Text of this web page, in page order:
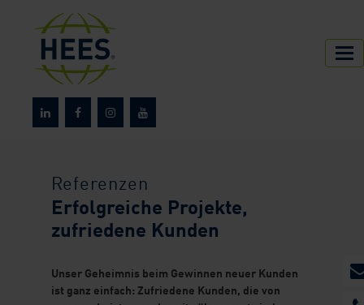
Referenzen
Referenzen
Erfolgreiche Projekte,
zufriedene Kunden
Unser Geheimnis beim Gewinnen neuer Kunden
ist ganz einfach: Zufriedene Kunden, die von